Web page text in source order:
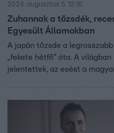
2024. augusztus 5. 12:16
Zuhannak a tőzsdék,
Egyesült Államokban
A japán tőzsde a
„fekete hétfő” óta. A
jelentettek, az esést a